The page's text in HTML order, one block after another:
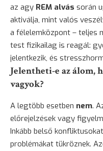
az agy REM alvás során
aktiválja, mint valós
a félelemközpont – teljes
test fizikailag is reagál:
jelentkezik, és
Jelentheti-e az álom,
vagyok?
A legtöbb esetben nem.
előrejelzések vagy
Inkább belső
problémákat tükröznek.